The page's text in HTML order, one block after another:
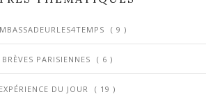
( 9 )
BRÈVES PARISIENNES ( 6 )
EXPÉRIENCE DU JOUR ( 19 )